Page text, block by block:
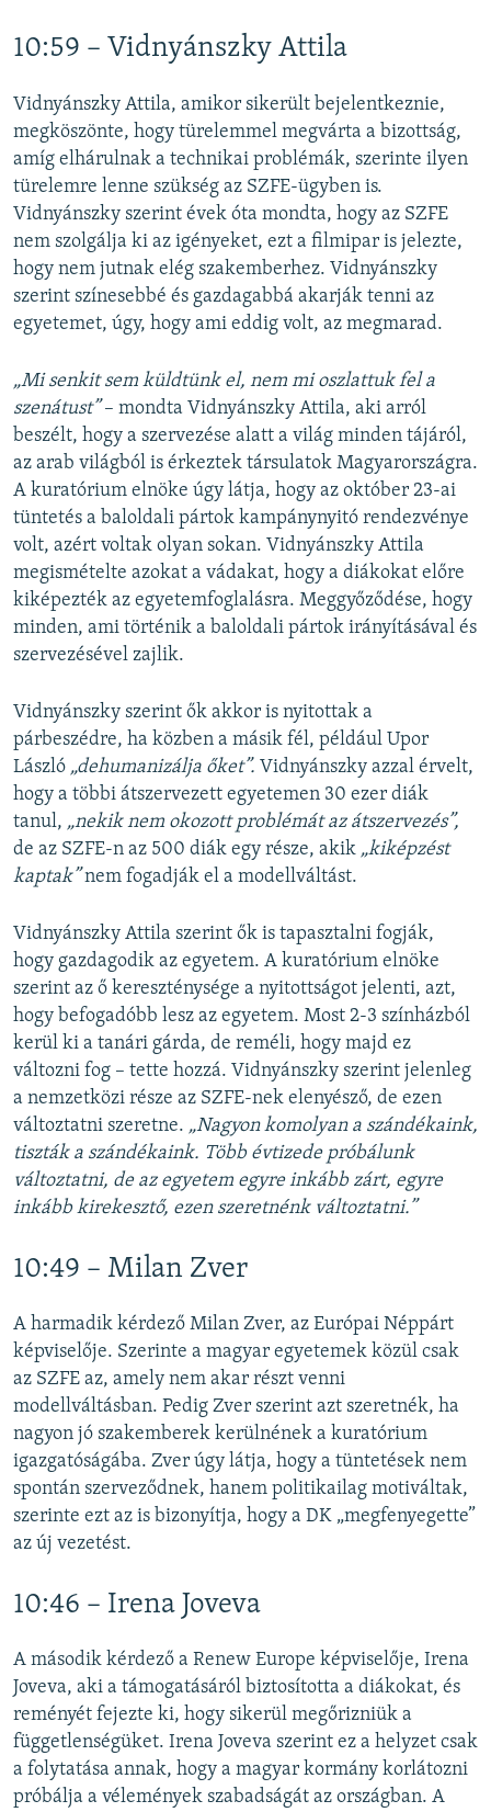
10:59 – Vidnyánszky Attila
Vidnyánszky Attila, amikor sikerült bejelentkeznie,
megköszönte, hogy türelemmel megvárta a bizottság,
amíg elhárulnak a technikai problémák, szerinte ilyen
türelemre lenne szükség az SZFE-ügyben is.
Vidnyánszky szerint évek óta mondta, hogy az SZFE
nem szolgálja ki az igényeket, ezt a filmipar is jelezte,
hogy nem jutnak elég szakemberhez. Vidnyánszky
szerint színesebbé és gazdagabbá akarják tenni az
egyetemet, úgy, hogy ami eddig volt, az megmarad.
„Mi senkit sem küldtünk el, nem mi oszlattuk fel a
szenátust”– mondta Vidnyánszky Attila, aki arról
beszélt, hogy a szervezése alatt a világ minden tájáról,
az arab világból is érkeztek társulatok Magyarországra.
A kuratórium elnöke úgy látja, hogy az október 23-ai
tüntetés a baloldali pártok kampánynyitó rendezvénye
volt, azért voltak olyan sokan. Vidnyánszky Attila
megismételte azokat a vádakat, hogy a diákokat előre
kiképezték az egyetemfoglalásra. Meggyőződése, hogy
minden, ami történik a baloldali pártok irányításával és
szervezésével zajlik.
Vidnyánszky szerint ők akkor is nyitottak a
párbeszédre, ha közben a másik fél, például Upor
László „dehumanizálja őket”. Vidnyánszky azzal érvelt,
hogy a többi átszervezett egyetemen 30 ezer diák
tanul, „nekik nem okozott problémát az átszervezés”,
de az SZFE-n az 500 diák egy része, akik „kiképzést
kaptak”nem fogadják el a modellváltást.
Vidnyánszky Attila szerint ők is tapasztalni fogják,
hogy gazdagodik az egyetem. A kuratórium elnöke
szerint az ő kereszténysége a nyitottságot jelenti, azt,
hogy befogadóbb lesz az egyetem. Most 2-3 színházból
kerül ki a tanári gárda, de reméli, hogy majd ez
változni fog – tette hozzá. Vidnyánszky szerint jelenleg
a nemzetközi része az SZFE-nek elenyésző, de ezen
változtatni szeretne. „Nagyon komolyan a szándékaink,
tiszták a szándékaink. Több évtizede próbálunk
változtatni, de az egyetem egyre inkább zárt, egyre
inkább kirekesztő, ezen szeretnénk változtatni.”
10:49 – Milan Zver
A harmadik kérdező Milan Zver, az Európai Néppárt
képviselője. Szerinte a magyar egyetemek közül csak
az SZFE az, amely nem akar részt venni
modellváltásban. Pedig Zver szerint azt szeretnék, ha
nagyon jó szakemberek kerülnének a kuratórium
igazgatóságába. Zver úgy látja, hogy a tüntetések nem
spontán szerveződnek, hanem politikailag motiváltak,
szerinte ezt az is bizonyítja, hogy a DK „megfenyegette”
az új vezetést.
10:46 – Irena Joveva
A második kérdező a Renew Europe képviselője, Irena
Joveva, aki a támogatásáról biztosította a diákokat, és
reményét fejezte ki, hogy sikerül megőrizniük a
függetlenségüket. Irena Joveva szerint ez a helyzet csak
a folytatása annak, hogy a magyar kormány korlátozni
próbálja a vélemények szabadságát az országban. A